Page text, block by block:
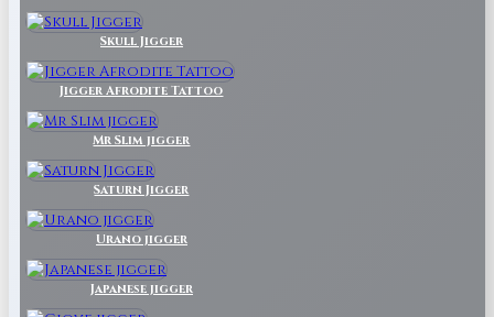
Skull Jigger
Jigger Afrodite Tattoo
Mr Slim jigger
Saturn Jigger
Urano jigger
Japanese jigger